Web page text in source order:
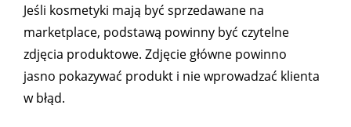
Jeśli kosmetyki mają być sprzedawane na
marketplace, podstawą powinny być czytelne
zdjęcia produktowe. Zdjęcie główne powinno
jasno pokazywać produkt i nie wprowadzać klienta
w błąd.